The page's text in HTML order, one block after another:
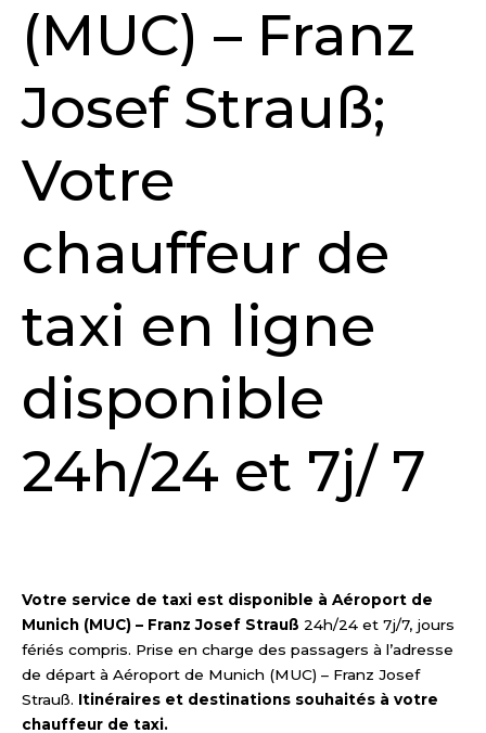
(MUC) – Franz
Josef Strauß;
Votre
chauffeur de
taxi en ligne
disponible
24h/24 et 7j/ 7
Votre service de taxi est disponible à Aéroport de
Munich (MUC) – Franz Josef Strauß 24h/24 et 7j/7, jours
fériés compris. Prise en charge des passagers à l’adresse
de départ à Aéroport de Munich (MUC) – Franz Josef
Strauß. Itinéraires et destinations souhaités à votre
chauffeur de taxi.